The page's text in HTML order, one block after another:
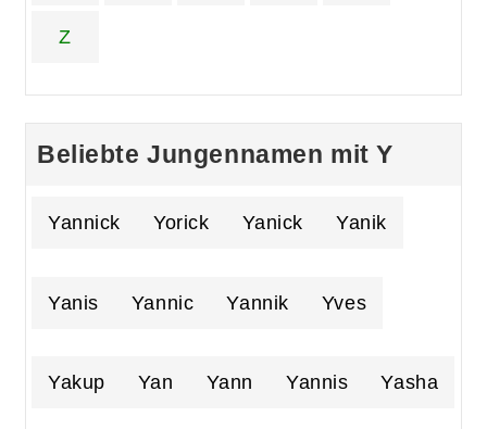
Z
Beliebte Jungennamen mit Y
Yannick Yorick Yanick Yanik
Yanis Yannic Yannik Yves
Yakup Yan Yann Yannis Yasha